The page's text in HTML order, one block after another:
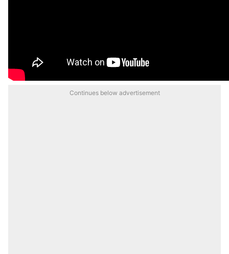
Continues below advertisement